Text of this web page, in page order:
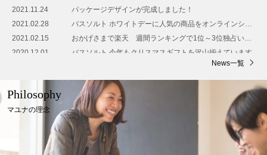
2021.11.24
パッケージデザインが完成しました！
2021.02.28
バスソルト ホワイトデーに人気の商品をオンラインショップで販売中です
2021.02.15
おかげさまで楽天 週間ランキングで1位～3位独占いたしました
2020.12.01
バスソルト 今年もクリスマスギフトを沢山揃えています
News一覧
Philosophy
マユナの理念